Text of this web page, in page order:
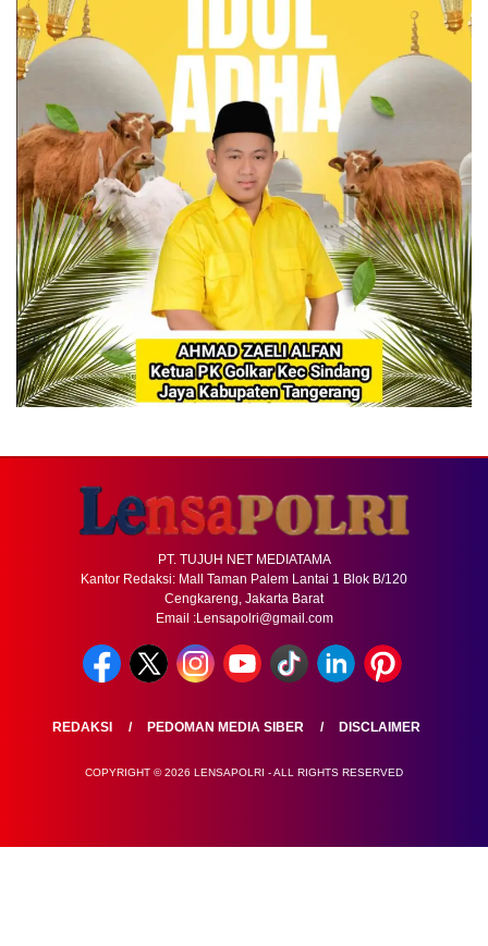
PT. TUJUH NET MEDIATAMA
Kantor Redaksi: Mall Taman Palem Lantai 1 Blok B/120
Cengkareng, Jakarta Barat
Email :Lensapolri@gmail.com
REDAKSI PEDOMAN MEDIA SIBER DISCLAIMER
COPYRIGHT © 2026 LENSAPOLRI - ALL RIGHTS RESERVED